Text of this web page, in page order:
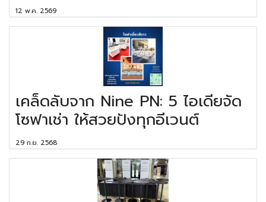
12 พ.ค. 2569
เคล็ดลับจาก Nine PN: 5 ไอเดียจัด
โซฟาเช่า ให้สวยปังทุกอีเวนต์
29 ก.ย. 2568